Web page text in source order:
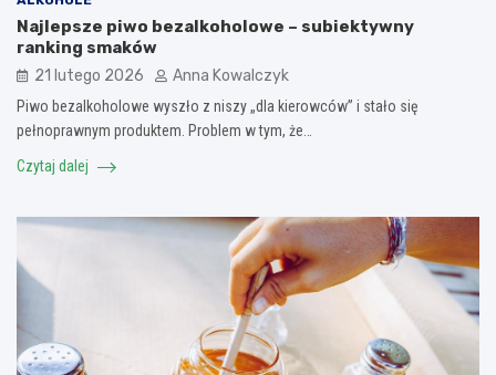
Najlepsze piwo bezalkoholowe – subiektywny
ranking smaków
21 lutego 2026 Anna Kowalczyk
Piwo bezalkoholowe wyszło z niszy „dla kierowców” i stało się
pełnoprawnym produktem. Problem w tym, że…
Czytaj dalej